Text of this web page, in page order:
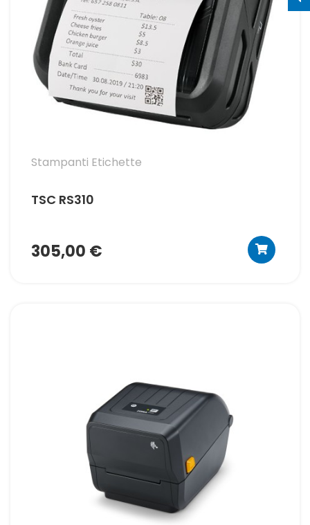
Stampanti Etichette
TSC RS310
305,00 €